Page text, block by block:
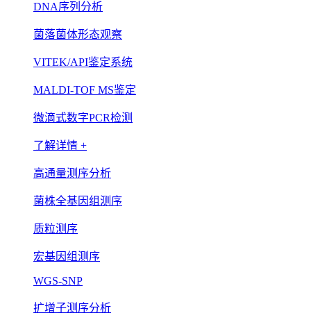
DNA序列分析
菌落菌体形态观察
VITEK/API鉴定系统
MALDI-TOF MS鉴定
微滴式数字PCR检测
了解详情 +
高通量测序分析
菌株全基因组测序
质粒测序
宏基因组测序
WGS-SNP
扩增子测序分析